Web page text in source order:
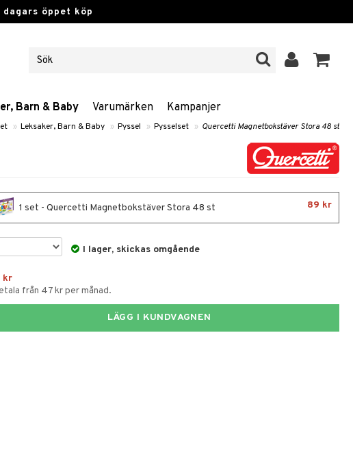
dagars öppet köp
Barn & Baby Varumärken Kampanjer
» Leksaker, Barn & Baby » Pyssel » Pysselset » Quercetti Magnetbokstäver Stora 48 st
1 set - Quercetti Magnetbokstäver Stora 48 st 89 kr
I lager, skickas omgående
kr
från 47 kr per månad.
LÄGG I KUNDVAGNEN